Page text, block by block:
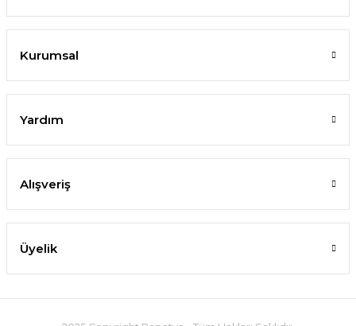
Kurumsal
Yardım
Alışveriş
Üyelik